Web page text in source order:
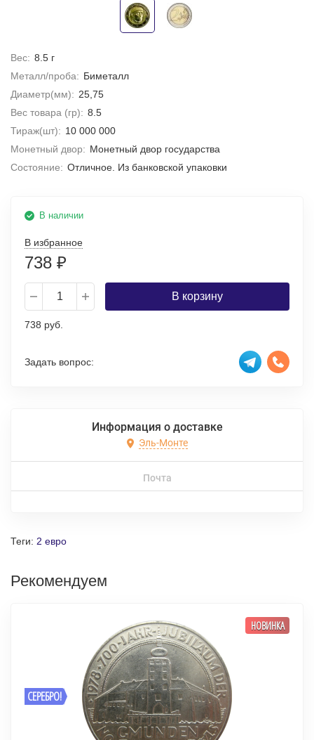
Вес: 8.5 г
Металл/проба: Биметалл
Диаметр(мм): 25,75
Вес товара (гр): 8.5
Тираж(шт): 10 000 000
Монетный двор: Монетный двор государства
Состояние: Отличное. Из банковской упаковки
В наличии
В избранное
738 ₽
В корзину
738 руб.
Задать вопрос:
Информация о доставке
Эль-Монте
Почта
Теги: 2 евро
Рекомендуем
СЕРЕБРО!
НОВИНКА